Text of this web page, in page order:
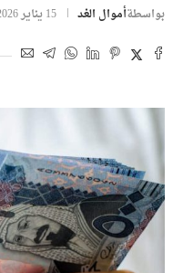
بواسطةأموال الغد 15 يناير 2026 | 8:39 ص